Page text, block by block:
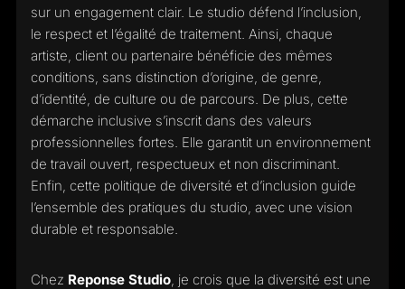
sur un engagement clair. Le studio défend l’inclusion,
le respect et l’égalité de traitement. Ainsi, chaque
artiste, client ou partenaire bénéficie des mêmes
conditions, sans distinction d’origine, de genre,
d’identité, de culture ou de parcours. De plus, cette
démarche inclusive s’inscrit dans des valeurs
professionnelles fortes. Elle garantit un environnement
de travail ouvert, respectueux et non discriminant.
Enfin, cette politique de diversité et d’inclusion guide
l’ensemble des pratiques du studio, avec une vision
durable et responsable.
Chez Reponse Studio, je crois que la diversité est une